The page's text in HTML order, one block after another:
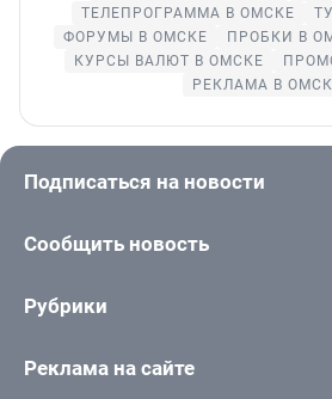
ТЕЛЕПРОГРАММА В ОМСКЕ
ФОРУМЫ В ОМСКЕ
ПРОБКИ В
КУРСЫ ВАЛЮТ В ОМСКЕ
РЕКЛАМА В
Подписаться на новости
Сообщить новость
Рубрики
Реклама на сайте